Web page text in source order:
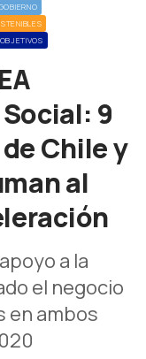
9
Chile y
al
a la
el negocio
en ambos